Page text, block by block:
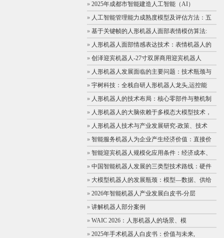
» 2025年成都市智能建造人工智能（AI）
» 人工智能管理能力成熟度模型及评估方法：五
» 基于关键帧的人形机器人面部表情模仿算法:
» 人形机器人面部情感表达技术：表情机器人的
» 创泽迎宾机器人-27寸双屏商用迎宾机器人
» 人形机器人发展面临的主要问题：技术瓶颈与
» 宇树科技：全栈自研人形机器人龙头,运控能
» 人形机器人的技术布局：核心零部件与整机制
» 人形机器人的大脑依赖于多模态大模型技术，
» 人形机器人技术与产业发展研究-政策、技术
» 智能服务机器人为企业产生经济价值：直接价
» 智能迎宾机器人规模化应用条件：经济成本、
» 中国智能机器人发展的三类型技术路线：硬件
» 大模型机器人的发展瓶颈：模型—数据、供给
» 2026年智能机器人产业发展白皮书-分层
» 讲解机器人部分案例
» WAIC 2026：人形机器人的场景、模
» 2025年手术机器人白皮书：价值与未来,